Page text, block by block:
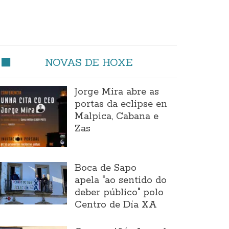
NOVAS DE HOXE
Jorge Mira abre as
portas da eclipse en
Malpica, Cabana e
Zas
Boca de Sapo
apela "ao sentido do
deber público" polo
Centro de Día XA